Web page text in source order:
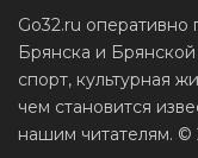
Go32.ru оперативно
Брянска и
спорт, культурная
чем становится
нашим читателям. ©